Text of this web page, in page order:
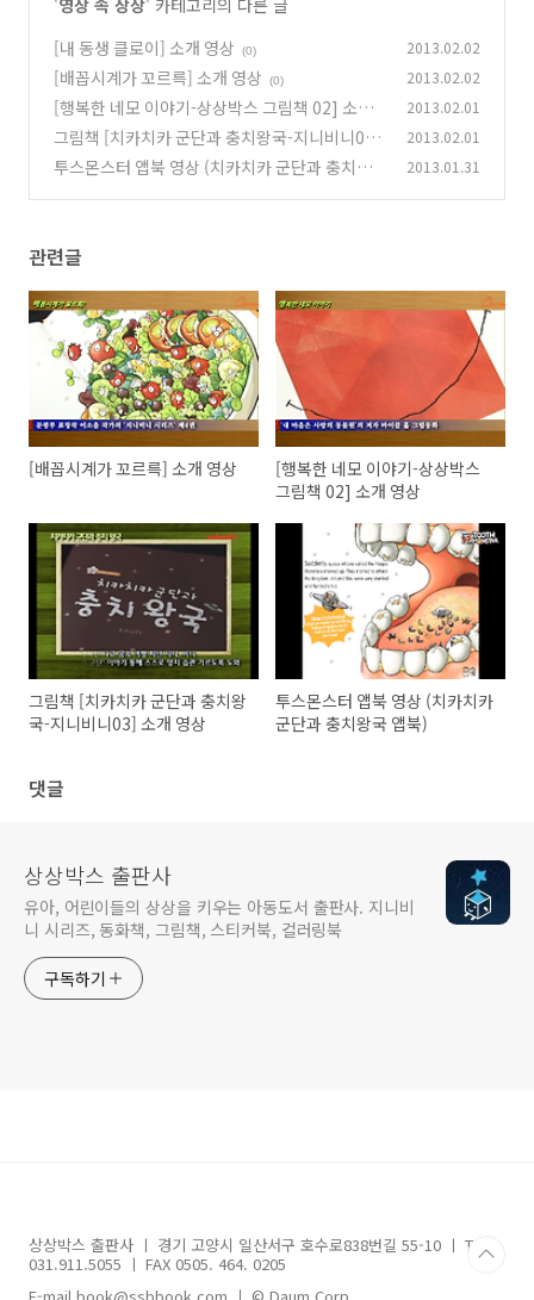
'영상 속 상상' 카테고리의 다른 글
[내 동생 클로이] 소개 영상
(0) 2013.02.02
[배꼽시계가 꼬르륵] 소개 영상 (0) 2013.02.02
[행복한 네모 이야기-상상박스 그림책 02] 소개
영상
(0)
2013.02.01
그림책 [치카치카 군단과 충치왕국-지니비니03]
소개 영상 (0)
2013.02.01
투스몬스터 앱북 영상 (치카치카 군단과 충치왕
2013.01.31
관련글
[배꼽시계가 꼬르륵] 소개 영상
[행복한 네모 이야기-상상박스
그림책 02] 소개 영상
그림책 [치카치카 군단과 충치왕
국-지니비니03] 소개 영상
투스몬스터 앱북 영상 (치카치카
군단과 충치왕국 앱북)
댓글
상상박스 출판사
유아, 어린이들의 상상을 키우는 아동도서 출판사. 지니비
니 시리즈, 동화책, 그림책, 스티커북, 컬러링북
구독하기
상상박스 출판사 ㅣ 경기 고양시 일산서구 호수로838번길 55-10 ㅣ TEL
031.911.5055 ㅣ FAX 0505. 464. 0205